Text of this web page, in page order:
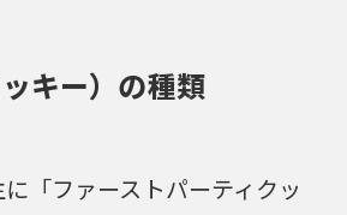
キー）の種類
「ファーストパーティクッ